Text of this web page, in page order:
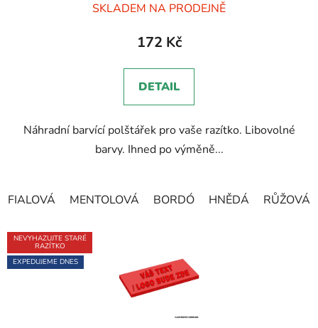
hodnocení
produktu
5,0
z
hvězdiček.
SKLADEM NA PRODEJNĚ
172 Kč
DETAIL
Náhradní barvící polštářek pro vaše razítko. Libovolné
barvy. Ihned po výměně...
FIALOVÁ MENTOLOVÁ BORDÓ HNĚDÁ RŮŽOVÁ
NEVYHAZUJTE STARÉ
RAZÍTKO
EXPEDUJEME DNES